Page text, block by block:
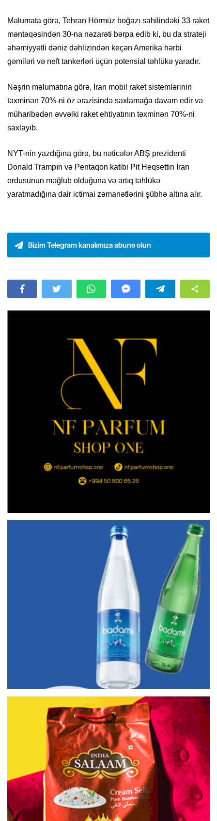
Məlumata görə, Tehran Hörmüz boğazı sahilindəki 33 raket
məntəqəsindən 30-na nəzarəti bərpa edib ki, bu da strateji
əhəmiyyətli dəniz dəhlizindən keçən Amerika hərbi
gəmiləri və neft tankerləri üçün potensial təhlükə yaradır.
Nəşrin məlumatına görə, İran mobil raket sistemlərinin
təxminən 70%-ni öz ərazisində saxlamağa davam edir və
müharibədən əvvəlki raket ehtiyatının təxminən 70%-ni
saxlayıb.
NYT-nin yazdığına görə, bu nəticələr ABŞ prezidenti
Donald Trampın və Pentaqon katibi Pit Heqsettin İran
ordusunun məğlub olduğuna və artıq təhlükə
yaratmadığına dair ictimai zəmanətlərini şübhə altına alır.
Bizim Telegram kanalımıza abunə olun